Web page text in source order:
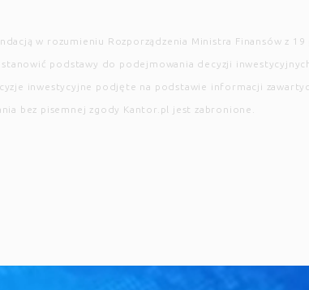
w rozumieniu Rozporządzenia Ministra Finansów z 19
podstawy do podejmowania decyzji
inwestycyjne podjęte na podstawie informacji
bez pisemnej zgody Kantor.pl jest zabronione.